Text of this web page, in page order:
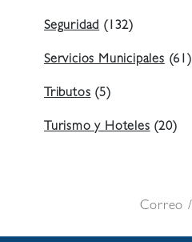
Seguridad (132)
Servicios Municipales (61)
Tributos (5)
Turismo y Hoteles (20)
Correo